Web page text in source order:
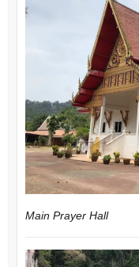
Main Prayer Hall